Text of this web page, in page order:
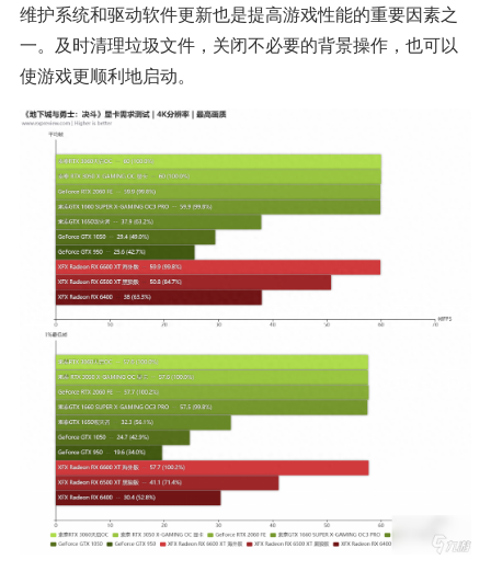
维护系统和驱动软件更新也是提高游戏性能的重要因素之
一。及时清理垃圾文件，关闭不必要的背景操作，也可以
使游戏更顺利地启动。